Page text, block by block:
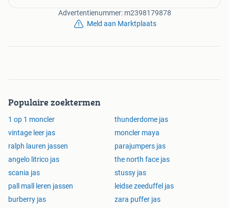
Advertentienummer: m2398179878
Meld aan Marktplaats
Populaire zoektermen
1 op 1 moncler
thunderdome jas
vintage leer jas
moncler maya
ralph lauren jassen
parajumpers jas
angelo litrico jas
the north face jas
scania jas
stussy jas
pall mall leren jassen
leidse zeeduffel jas
burberry jas
zara puffer jas